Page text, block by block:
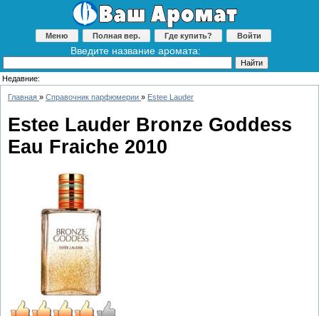
Меню Полная вер. Где купить? Войти
Введите название аромата:
Недавние:
Главная » Справочник парфюмерии » Estee Lauder
Estee Lauder Bronze Goddess
Eau Fraiche 2010